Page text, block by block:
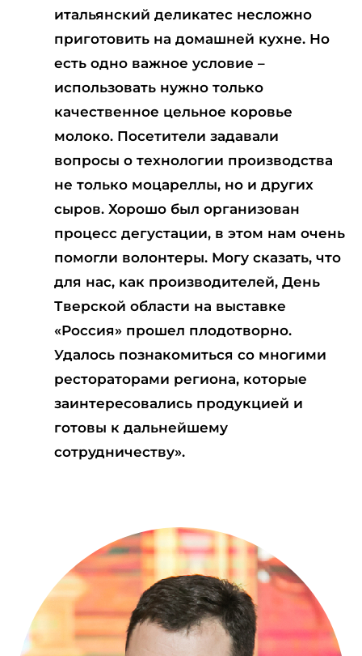
итальянский деликатес несложно
приготовить на домашней кухне. Но
есть одно важное условие –
использовать нужно только
качественное цельное коровье
молоко. Посетители задавали
вопросы о технологии производства
не только моцареллы, но и других
сыров. Хорошо был организован
процесс дегустации, в этом нам очень
помогли волонтеры. Могу сказать, что
для нас, как производителей, День
Тверской области на выставке
«Россия» прошел плодотворно.
Удалось познакомиться со многими
рестораторами региона, которые
заинтересовались продукцией и
готовы к дальнейшему
сотрудничеству».